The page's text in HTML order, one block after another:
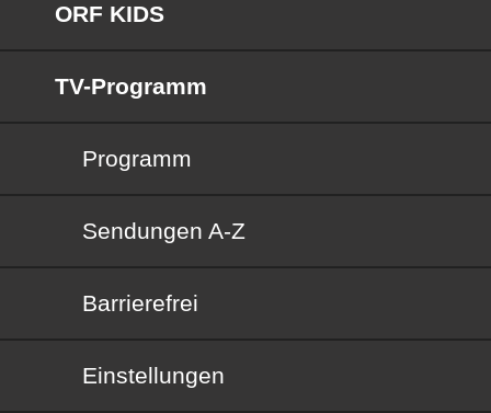
ORF KIDS
TV-Programm
Programm
Sendungen von A bis Z
Sendungen A-Z
Barrierefrei
Barrierefrei
Einstellungen